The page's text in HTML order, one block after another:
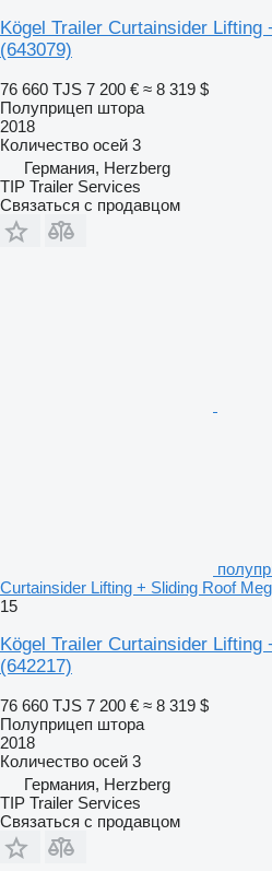
Kögel Trailer Curtainsider Lifting
(643079)
76 660 TJS 7 200 € ≈ 8 319 $
Полуприцеп штора
2018
Количество осей 3
Германия, Herzberg
TIP Trailer Services
Связаться с продавцом
Curtainsider Lifting + Sliding Roof
15
Kögel Trailer Curtainsider Lifting
(642217)
76 660 TJS 7 200 € ≈ 8 319 $
Полуприцеп штора
2018
Количество осей 3
Германия, Herzberg
TIP Trailer Services
Связаться с продавцом